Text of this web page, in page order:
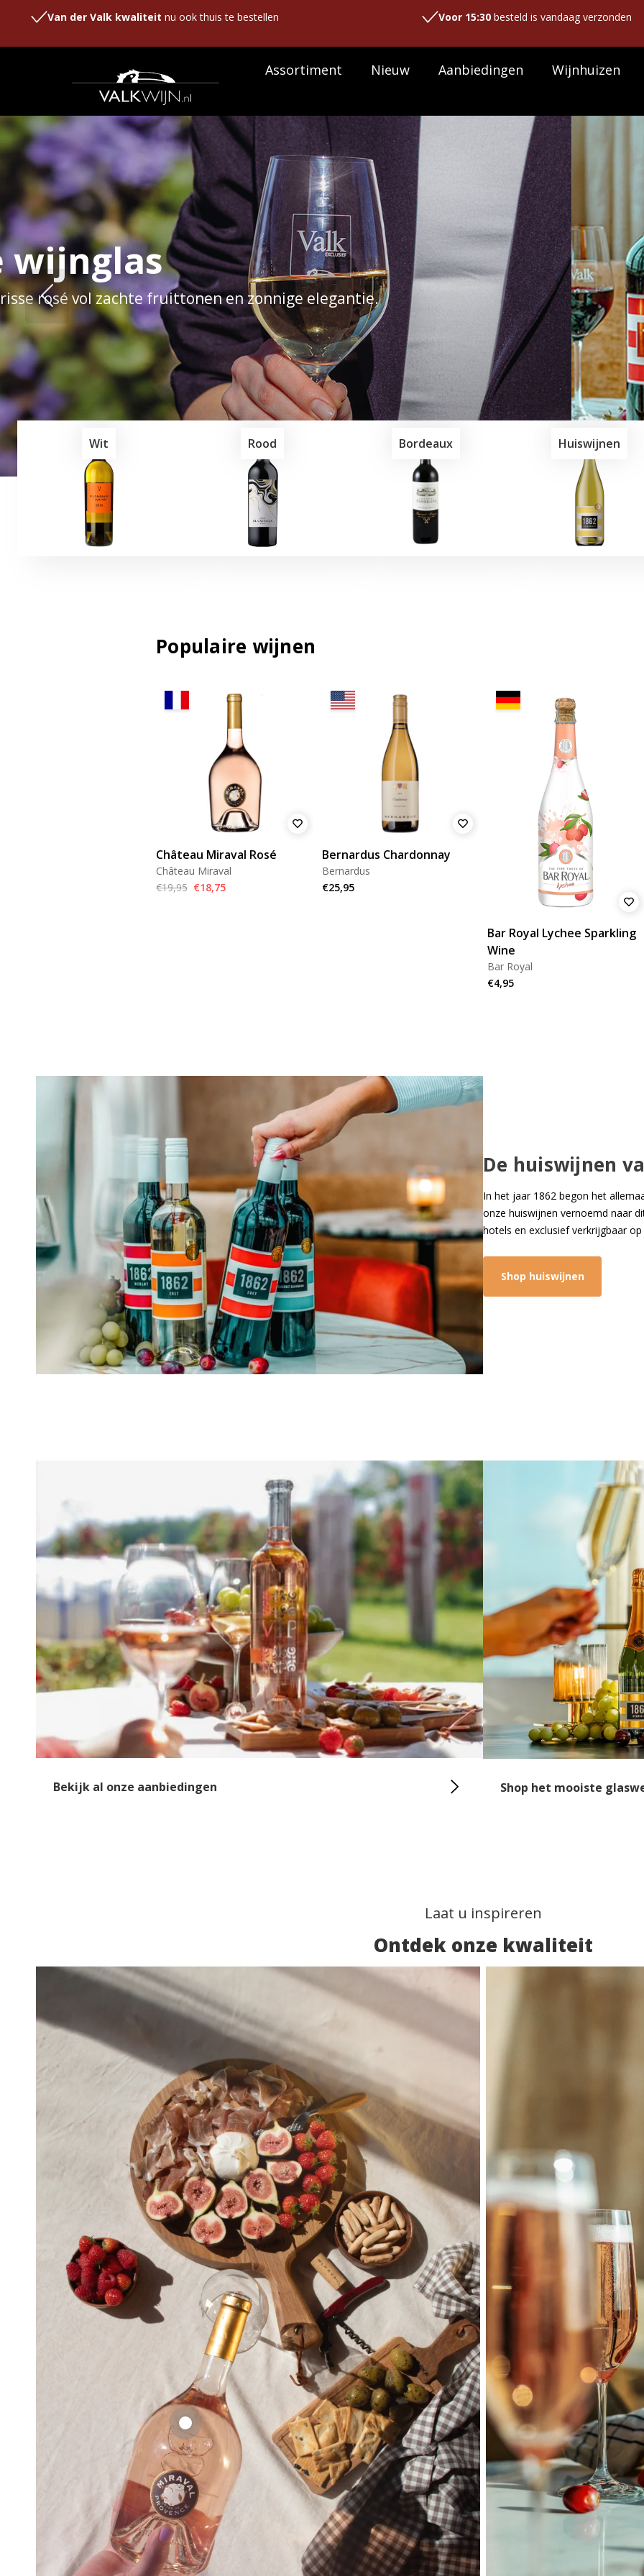
Van der Valk kwaliteit nu ook thuis te bestellen Voor 15:30besteld is vandaag verzonden
Assortiment Nieuw Aanbiedingen Wijnhuizen
Het verhaal achter Van
Proef de geschiedenis met de 1862-lijn. De
Shop hier de 1862
wijnen
Wit Rood Bordeaux Huiswijnen
Populaire wijnen
Château Miraval Rosé
Château Miraval
€19,95 €18,75
Bernardus Chardonnay
Bernardus
€25,95
Bar Royal Lychee Sparkling
Wine
Bar Royal
€4,95
De huiswijnen
In het jaar 1862 begon het
onze huiswijnen vernoemd naar
hotels en exclusief verkrijgbaar op
Shop huiswijnen
Bekijk al onze aanbiedingen Shop het mooiste
Laat u inspireren
Ontdek onze kwaliteit